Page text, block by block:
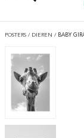
POSTERS / DIEREN / BABY